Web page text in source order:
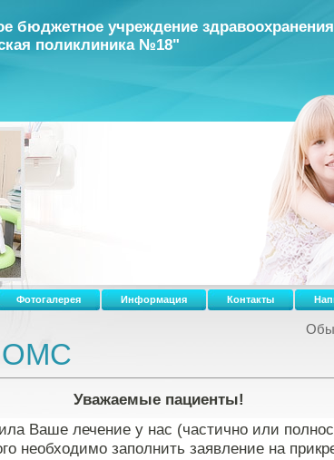
бюджетное учреждение здравоохранения
поликлиника №18"
Фотогалерея Информация Контакты
ОМС
Уважаемые пациенты!
Ваше лечение у нас (частично или
необходимо заполнить заявление на